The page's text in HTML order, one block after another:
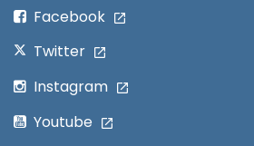
Facebook
Twitter
Instagram
Youtube